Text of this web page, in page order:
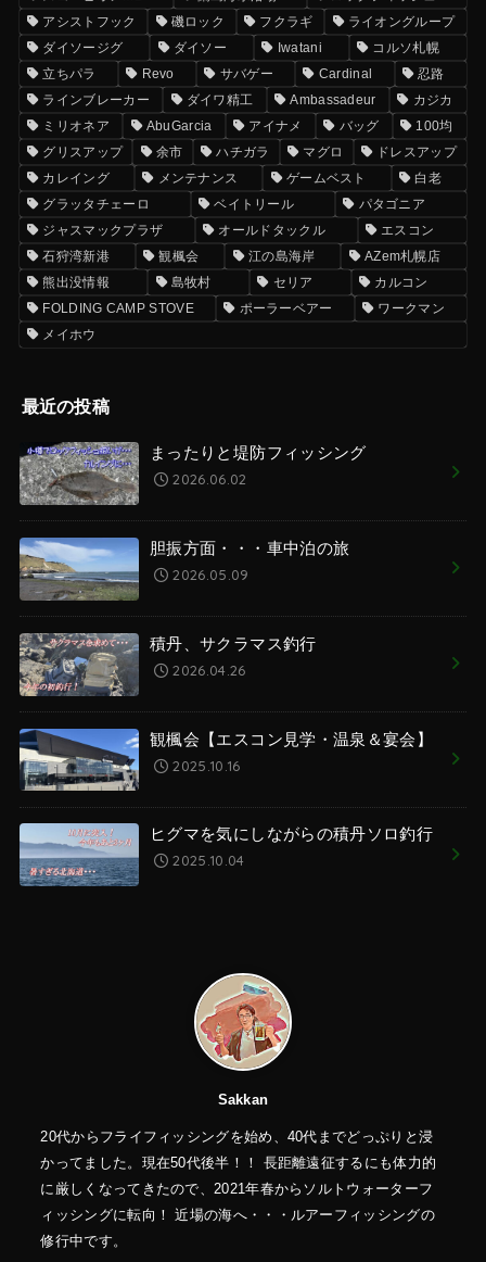
アシストフック
磯ロック フクラギ
ライオングループ
ダイソージグ
ダイソー Iwatani
コルソ札幌
立ちパラ
Revo サバゲー Cardinal
忍路
ラインブレーカー
ダイワ精工 Ambassadeur
カジカ
ミリオネア
AbuGarcia アイナメ バッグ
100均
グリスアップ
余市 ハチガラ マグロ
ドレスアップ
カレイング
メンテナンス ゲームベスト
白老
グラッタチェーロ
ベイトリール
パタゴニア
ジャスマックプラザ
オールドタックル
エスコン
石狩湾新港
観楓会 江の島海岸
AZem札幌店
熊出没情報
島牧村 セリア
カルコン
FOLDING CAMP STOVE
ポーラーベアー
ワークマン
メイホウ
最近の投稿
まったりと堤防フィッシング
2026.06.02
胆振方面・・・車中泊の旅
2026.05.09
積丹、サクラマス釣行
2026.04.26
観楓会【エスコン見学・温泉＆宴会】
2025.10.16
ヒグマを気にしながらの積丹ソロ釣行
2025.10.04
Sakkan
20代からフライフィッシングを始め、40代までどっぷりと浸
かってました。現在50代後半！！ 長距離遠征するにも体力的
に厳しくなってきたので、2021年春からソルトウォーターフ
ィッシングに転向！ 近場の海へ・・・ルアーフィッシングの
修行中です。